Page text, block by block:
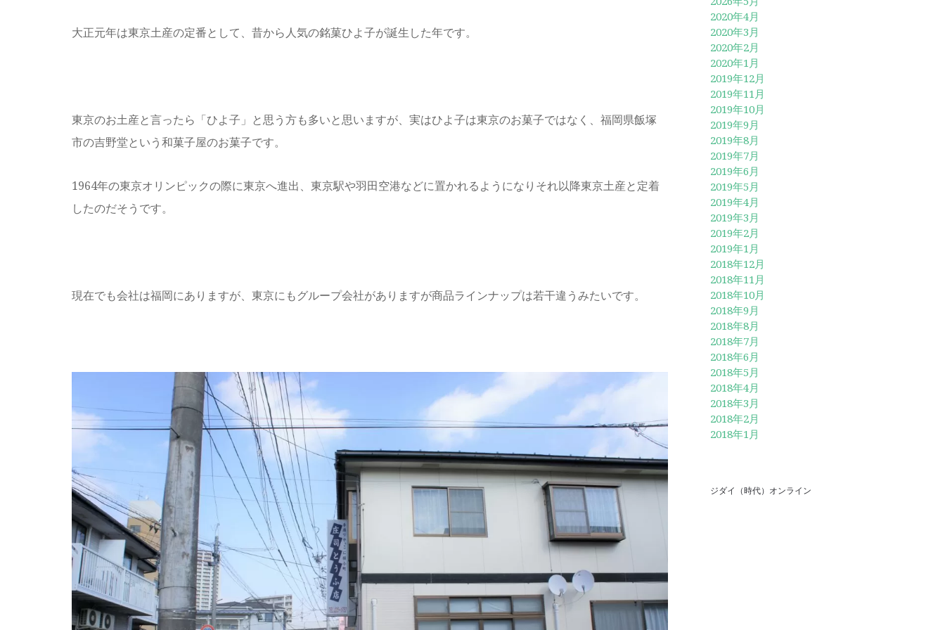
大正元年は東京土産の定番として、昔から人気の銘菓ひよ子が誕生した年です。
東京のお土産と言ったら「ひよ子」と思う方も多いと思いますが、実はひよ子は東京のお菓子ではなく、福岡県飯塚
市の吉野堂という和菓子屋のお菓子です。
1964年の東京オリンピックの際に東京へ進出、東京駅や羽田空港などに置かれるようになりそれ以降東京土産と定着
したのだそうです。
現在でも会社は福岡にありますが、東京にもグループ会社がありますが商品ラインナップは若干違うみたいです。
2020年4月
2020年3月
2020年2月
2020年1月
2019年12月
2019年11月
2019年10月
2019年9月
2019年8月
2019年7月
2019年6月
2019年5月
2019年4月
2019年3月
2019年2月
2019年1月
2018年12月
2018年11月
2018年10月
2018年9月
2018年8月
2018年7月
2018年6月
2018年5月
2018年4月
2018年3月
2018年2月
2018年1月
ジダイ（時代）オンライン